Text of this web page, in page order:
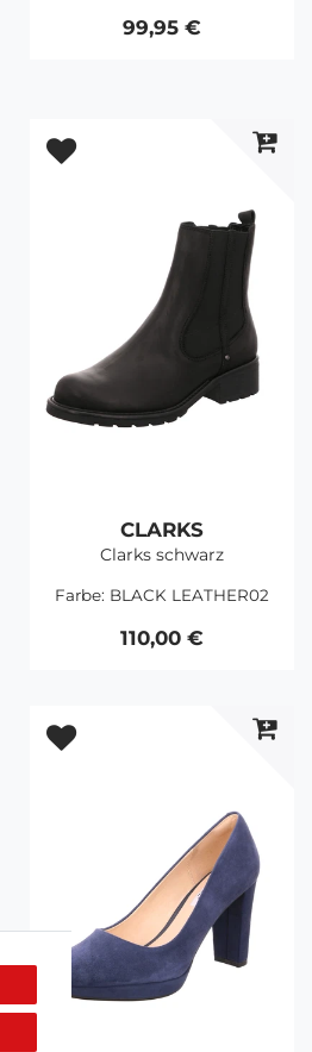
99,95 €
CLARKS
Clarks schwarz
Farbe: BLACK LEATHER02
110,00 €